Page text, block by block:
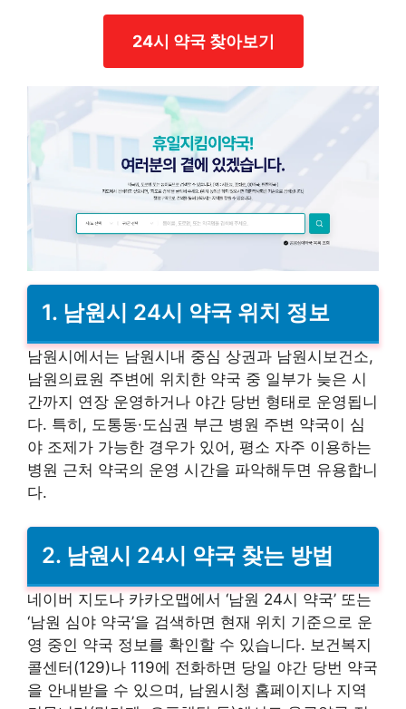
24시 약국 찾아보기
1. 남원시 24시 약국 위치 정보
남원시에서는 남원시내 중심 상권과 남원시보건소,
남원의료원 주변에 위치한 약국 중 일부가 늦은 시
간까지 연장 운영하거나 야간 당번 형태로 운영됩니
다. 특히, 도통동·도심권 부근 병원 주변 약국이 심
야 조제가 가능한 경우가 있어, 평소 자주 이용하는
병원 근처 약국의 운영 시간을 파악해두면 유용합니
다.
2. 남원시 24시 약국 찾는 방법
네이버 지도나 카카오맵에서 ‘남원 24시 약국’ 또는
‘남원 심야 약국’을 검색하면 현재 위치 기준으로 운
영 중인 약국 정보를 확인할 수 있습니다. 보건복지
콜센터(129)나 119에 전화하면 당일 야간 당번 약국
을 안내받을 수 있으며, 남원시청 홈페이지나 지역